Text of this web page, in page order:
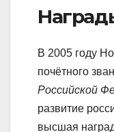
В 2005 году
почётного
Российской
развитие
высшая